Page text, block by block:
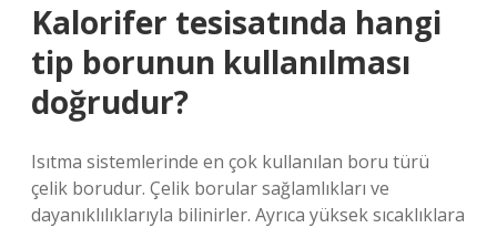
Kalorifer tesisatında hangi
tip borunun kullanılması
doğrudur?
Isıtma sistemlerinde en çok kullanılan boru türü
çelik borudur. Çelik borular sağlamlıkları ve
dayanıklılıklarıyla bilinirler. Ayrıca yüksek sıcaklıklara